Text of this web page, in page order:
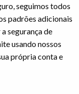
seguimos todos
padrões adicionais
segurança de
usando nossos
própria conta e